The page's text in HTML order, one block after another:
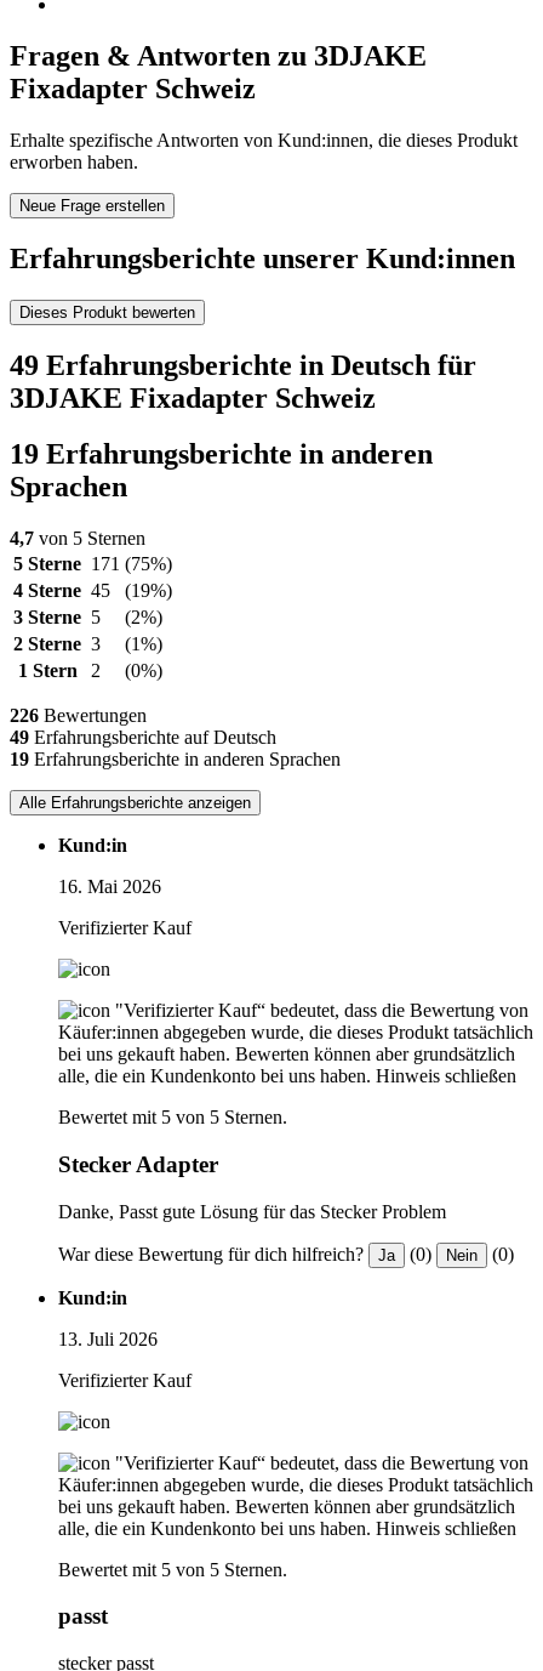
Fragen & Antworten zu 3DJAKE
Fixadapter Schweiz
Erhalte spezifische Antworten von Kund:innen, die dieses Produkt
erworben haben.
Neue Frage erstellen
Erfahrungsberichte unserer Kund:innen
Dieses Produkt bewerten
49 Erfahrungsberichte in Deutsch für
3DJAKE Fixadapter Schweiz
19 Erfahrungsberichte in anderen
Sprachen
4,7 von 5 Sternen
5 Sterne 171 (75%)
4 Sterne 45
(19%)
3 Sterne 5
(2%)
2 Sterne 3
(1%)
1 Stern
2 (0%)
226 Bewertungen
49 Erfahrungsberichte auf Deutsch
19 Erfahrungsberichte in anderen Sprachen
Alle Erfahrungsberichte anzeigen
Kund:in
16. Mai 2026
Verifizierter Kauf
"Verifizierter Kauf“ bedeutet, dass die Bewertung von
Käufer:innen abgegeben wurde, die dieses Produkt tatsächlich
bei uns gekauft haben. Bewerten können aber grundsätzlich
alle, die ein Kundenkonto bei uns haben. Hinweis schließen
Bewertet mit 5 von 5 Sternen.
Stecker Adapter
Danke, Passt gute Lösung für das Stecker Problem
War diese Bewertung für dich hilfreich? Ja (0) Nein (0)
Kund:in
13. Juli 2026
Verifizierter Kauf
"Verifizierter Kauf“ bedeutet, dass die Bewertung von
Käufer:innen abgegeben wurde, die dieses Produkt tatsächlich
bei uns gekauft haben. Bewerten können aber grundsätzlich
alle, die ein Kundenkonto bei uns haben. Hinweis schließen
Bewertet mit 5 von 5 Sternen.
passt
stecker passt